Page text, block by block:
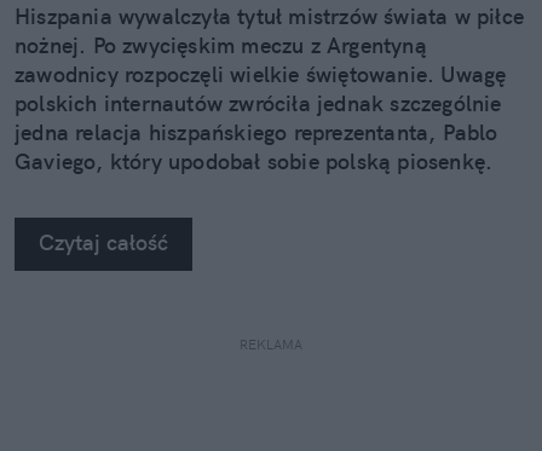
Hiszpania wywalczyła tytuł mistrzów świata w piłce
nożnej. Po zwycięskim meczu z Argentyną
zawodnicy rozpoczęli wielkie świętowanie. Uwagę
polskich internautów zwróciła jednak szczególnie
jedna relacja hiszpańskiego reprezentanta, Pablo
Gaviego, który upodobał sobie polską piosenkę.
Czytaj całość
REKLAMA